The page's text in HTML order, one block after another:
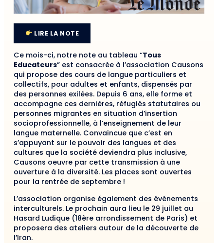
LIRE LA NOTE
Ce mois-ci, notre note au tableau “Tous
Educateurs” est consacrée à l’association Causons
qui propose des cours de langue particuliers et
collectifs, pour adultes et enfants, dispensés par
des personnes exilées. Depuis 6 ans, elle forme et
accompagne ces dernières, réfugiés statutaires ou
personnes migrantes en situation d’insertion
socioprofessionnelle, à l’enseignement de leur
langue maternelle. Convaincue que c’est en
s’appuyant sur le pouvoir des langues et des
cultures que la société deviendra plus inclusive,
Causons oeuvre par cette transmission à une
ouverture à la diversité. Les places sont ouvertes
pour la rentrée de septembre !
L’association organise également des événements
interculturels. Le prochain aura lieu le 29 juillet au
Hasard Ludique (18ère arrondissement de Paris) et
proposera des ateliers autour de la découverte de
l’Iran.